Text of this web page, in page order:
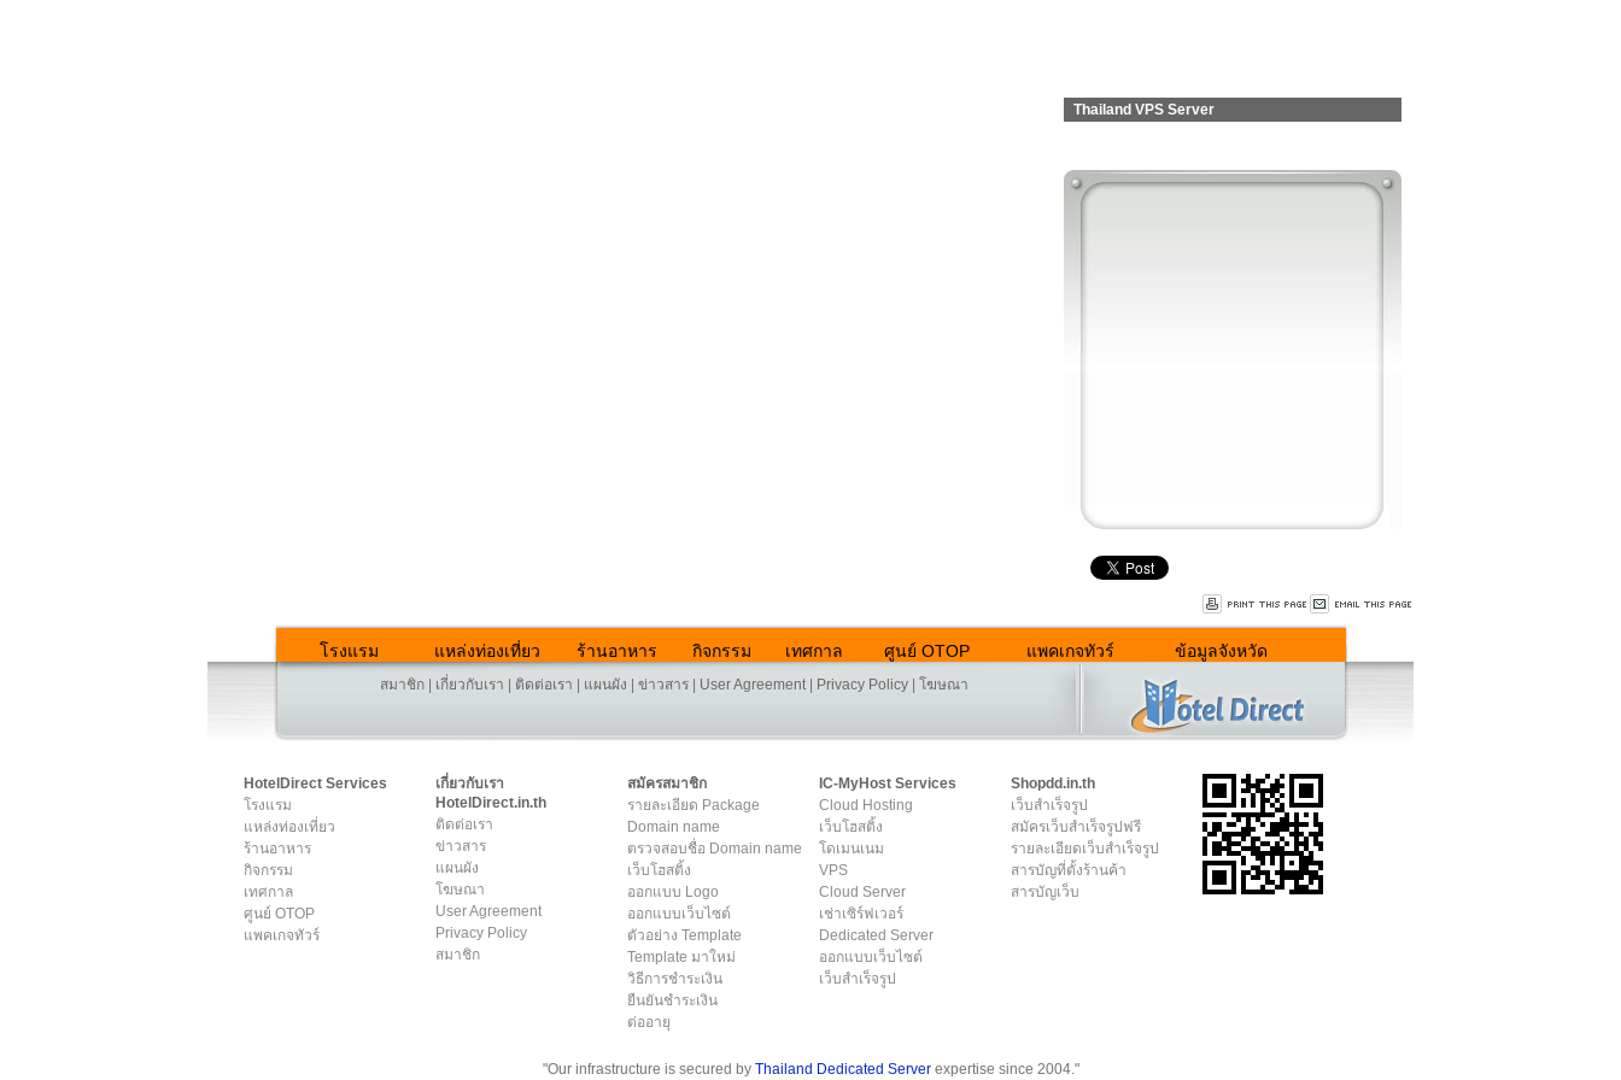
Thailand VPS Server
โรงแรม แหล่งท่องเที่ยว ร้านอาหาร กิจกรรม เทศกาล ศูนย์ OTOP แพคเกจทัวร์ ข้อมูลจังหวัด
สมาชิก เกี่ยวกับเรา ติดต่อเรา แผนผัง ข่าวสาร User Agreement| Privacy Policy โฆษณา
HotelDirect Services
โรงแรม
แหล่งท่องเที่ยว
ร้านอาหาร
กิจกรรม
เทศกาล
ศูนย์ OTOP
แพคเกจทัวร์
เกี่ยวกับเรา
HotelDirect.in.th
ติดต่อเรา
ข่าวสาร
แผนผัง
โฆษณา
User Agreement
Privacy Policy
สมาชิก
สมัครสมาชิก
รายละเอียด Package
Domain name
ตรวจสอบชื่อ Domain name
เว็บโฮสติ้ง
ออกแบบ Logo
ออกแบบเว็บไซต์
ตัวอย่าง Template
Template มาใหม่
วิธีการชำระเงิน
ยืนยันชำระเงิน
ต่ออายุ
IC-MyHost Services
Cloud Hosting
เว็บโฮสติ้ง
โดเมนเนม
VPS
Cloud Server
เช่าเซิร์ฟเวอร์
Dedicated Server
ออกแบบเว็บไซต์
เว็บสำเร็จรูป
Shopdd.in.th
เว็บสำเร็จรูป
สมัครเว็บสำเร็จรูปฟรี
รายละเอียดเว็บสำเร็จรูป
สารบัญที่ตั้งร้านค้า
สารบัญเว็บ
"Our infrastructure is secured by Thailand Dedicated Serverexpertise since 2004."